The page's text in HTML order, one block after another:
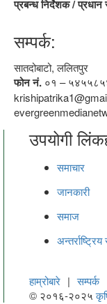
प्रबन्ध निर्देशक / प्रधान
सम्पर्क:
सातदोबाटो, ललितपुर
फोन नं. ०१ –
उपयोगी
समाचार
जानकारी
समाज
हाम्रोबारे | सम्पर्क
© २०१६-२०२५